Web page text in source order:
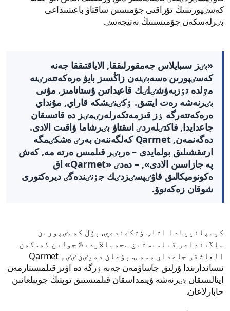
كەسٸپورىننىڭ تۇراقتى جۇمىسىن ساقتاۋ باعىتىنداعى
بٸرلەسكەن جۇمىسىنىڭ نەتيجەسٸ.
«بٸز سىبايلاس جەمقورلىققا, الاياقتىققا جەنە
كەسٸپورىن ەسەبٸنەن زاڭسىز بايۋ ەرەكەتتەرٸنە
مٷلدە تٶزبەۋشٸلٸك قاعيداتىن ۇستانامىز. مۇنى
بٸرنەشە رەت ايتتىق. ٶكٸنٸشكە قاراي, مۇنداي
ەرەكەتتەرگە ٶز قىزمەتكەرلەرٸمٸز دە قاتىسقان
جاعدايدا, فاكتٸلەردٸ انىقتاۋ بٸرشاما ۋاقىت الادى.
دەگەنمەن, Qarmet كەلگەننەن بەرٸ ەشكٸمگە
ارتىقشىلىق بولمايدى – ەربٸر قىلمىس ەرتە مە, كەش
پە جازاسىن الادى», – دەدٸ «Qarmet» اق
ەكونوميكالىق قاۋٸپسٸزدٸك جٶنٸندەگٸ ديرەكتورى
شوقان زەكەنوۆ.
كومپانييادا اتاپ ٶتكەندەي, بۇل كەسٸپورىن
ماڭىنداعى قىلمىستىق سحەمالاردىڭ جولىن كەسكەن
العاشقى جاعداي ەمەس. بۇعان دەيٸن ٸٸم Qarmet
نىساندارىندا ۇرلىق جاساۋمەن جەنە ٶزگە دە اۋىر قىلمىستارمەن
اينالىسقان بٸرنەشە ۇيىمداسقان قىلمىستىق توپتىڭ جويىلعانىن
حابارلاعان.